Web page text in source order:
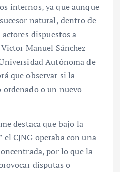
internos, ya que aunque
natural, dentro de
dispuestos a
Manuel Sánchez
Autónoma de
que observar si la
ordenado o un nuevo
destaca que bajo la
CJNG operaba con una
por lo que la
disputas o